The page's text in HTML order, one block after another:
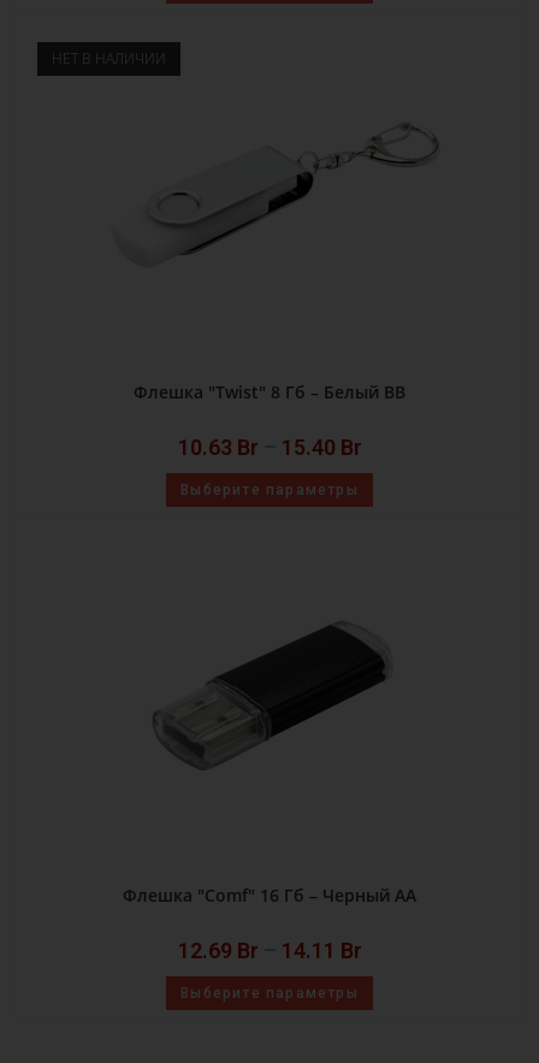
НЕТ В НАЛИЧИИ
Флешка "Twist" 8 Гб – Белый BB
10.63 Br – 15.40 Br
Выберите параметры
Флешка "Comf" 16 Гб – Черный AA
12.69 Br – 14.11 Br
Выберите параметры